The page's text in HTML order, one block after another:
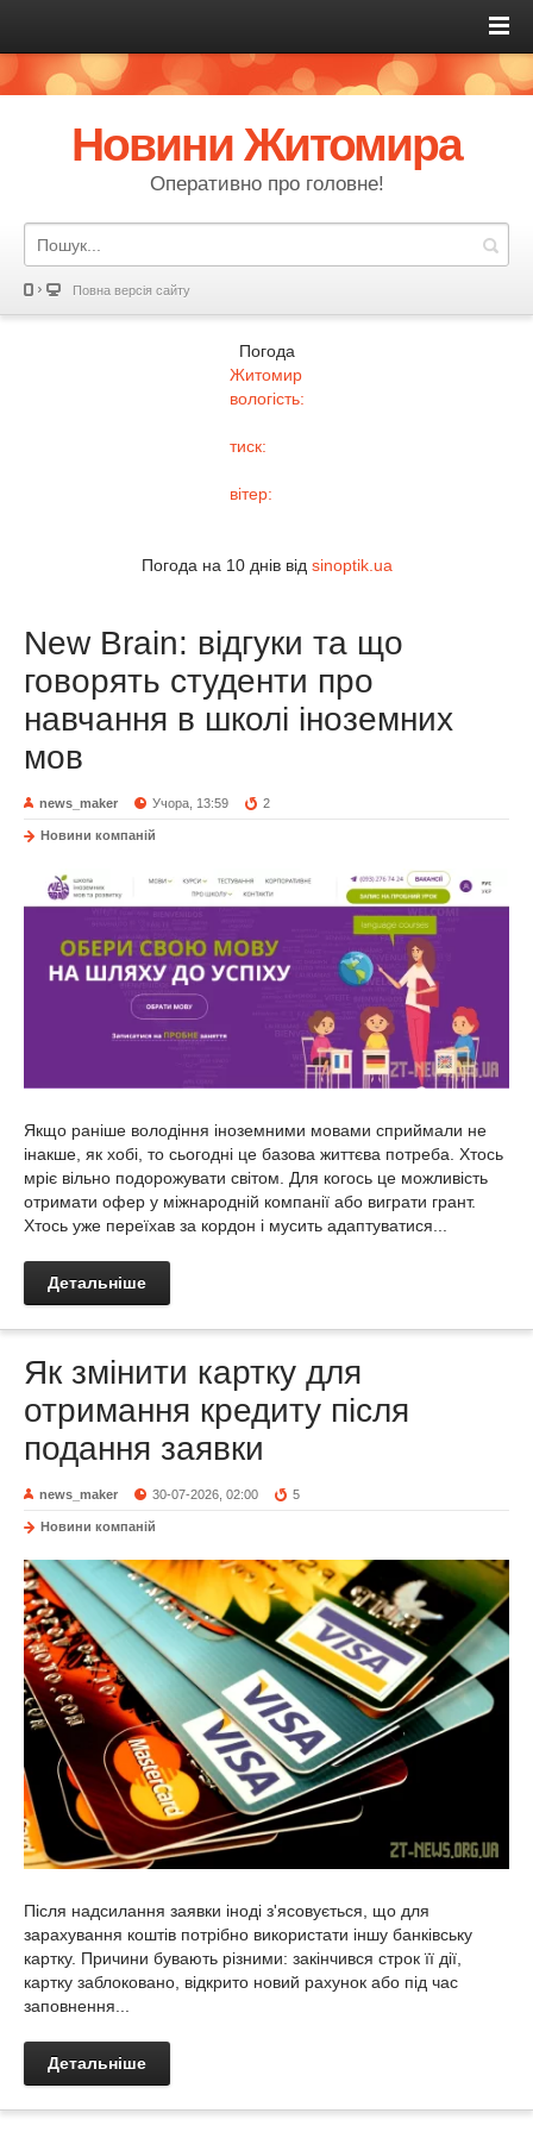
Новини Житомира
Оперативно про головне!
Повна версія сайту
Погода
Житомир
вологість:
тиск:
вітер:
Погода на 10 днів від sinoptik.ua
New Brain: відгуки та що
говорять студенти про
навчання в школі іноземних
мов
news_maker Учора, 13:59 2
Новини компаній
Якщо раніше володіння іноземними мовами сприймали не
інакше, як хобі, то сьогодні це базова життєва потреба. Хтось
мріє вільно подорожувати світом. Для когось це можливість
отримати офер у міжнародній компанії або виграти грант.
Хтось уже переїхав за кордон і мусить адаптуватися...
Детальніше
Як змінити картку для
отримання кредиту після
подання заявки
news_maker 30-07-2026, 02:00 5
Новини компаній
Після надсилання заявки іноді з'ясовується, що для
зарахування коштів потрібно використати іншу банківську
картку. Причини бувають різними: закінчився строк її дії,
картку заблоковано, відкрито новий рахунок або під час
заповнення...
Детальніше